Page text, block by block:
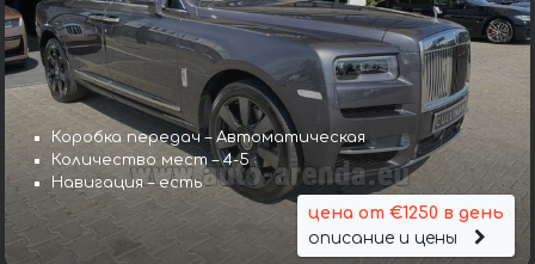
Коробка передач – Автоматическая
Количество мест – 4-5
Навигация – есть
цена от €1250 в день
описание и цены